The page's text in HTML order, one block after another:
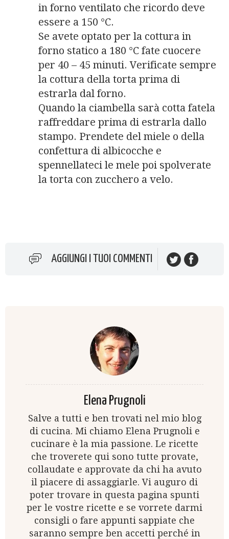
in forno ventilato che ricordo deve
essere a 150 °C.
Se avete optato per la cottura in
forno statico a 180 °C fate cuocere
per 40 – 45 minuti. Verificate sempre
la cottura della torta prima di
estrarla dal forno.
Quando la ciambella sarà cotta fatela
raffreddare prima di estrarla dallo
stampo. Prendete del miele o della
confettura di albicocche e
spennellateci le mele poi spolverate
la torta con zucchero a velo.
AGGIUNGI I TUOI COMMENTI
Elena Prugnoli
Salve a tutti e ben trovati nel mio blog
di cucina. Mi chiamo Elena Prugnoli e
cucinare è la mia passione. Le ricette
che troverete qui sono tutte provate,
collaudate e approvate da chi ha avuto
il piacere di assaggiarle. Vi auguro di
poter trovare in questa pagina spunti
per le vostre ricette e se vorrete darmi
consigli o fare appunti sappiate che
saranno sempre ben accetti perché in